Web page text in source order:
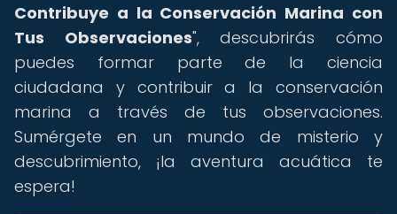
Contribuye a la Conservación Marina con
Tus Observaciones", descubrirás cómo
puedes formar parte de la ciencia
ciudadana y contribuir a la conservación
marina a través de tus observaciones.
Sumérgete en un mundo de misterio y
descubrimiento, ¡la aventura acuática te
espera!